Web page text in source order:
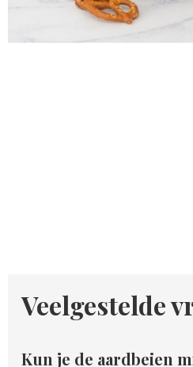
Veelgestelde
Kun je de aardbeien